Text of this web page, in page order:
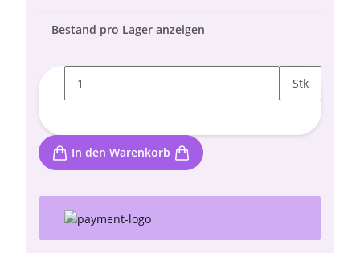
Bestand pro Lager anzeigen
Stk
In den Warenkorb